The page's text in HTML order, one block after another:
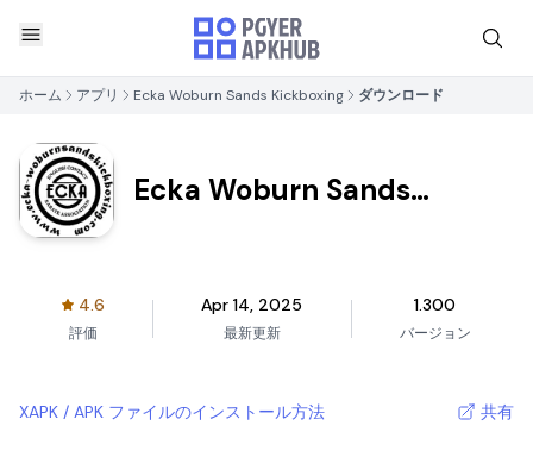
ホーム アプリ Ecka Woburn Sands Kickboxing ダウンロード
Ecka Woburn Sands
4.6
評価
Apr 14, 2025
最新更新
1.300
バージョン
XAPK / APK ファイルのインストール方法 共有